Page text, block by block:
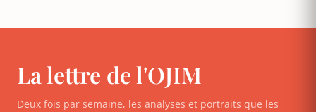
La lettre de l'OJIM
Deux fois par semaine, les analyses et portraits que les